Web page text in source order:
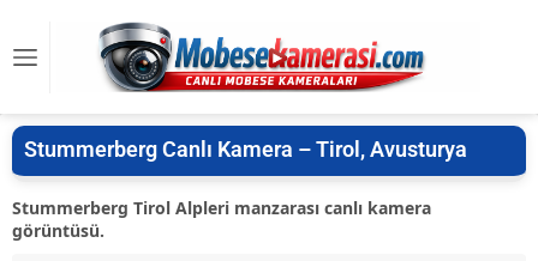
Stummerberg Canlı Kamera – Tirol, Avusturya
Stummerberg Tirol Alpleri manzarası canlı kamera
görüntüsü.